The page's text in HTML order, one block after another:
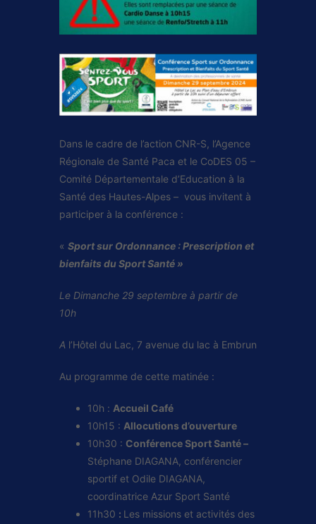
Dans le cadre de l’action CNR-S, l’Agence
Régionale de Santé Paca et le CoDES 05 –
Comité Départementale d’Education à la
Santé des Hautes-Alpes – vous invitent à
participer à la conférence :
« Sport sur Ordonnance : Prescription et
bienfaits du Sport Santé »
Le Dimanche 29 septembre à partir de
10h
A l’Hôtel du Lac, 7 avenue du lac à Embrun
Au programme de cette matinée :
10h : Accueil Café
10h15 : Allocutions d’ouverture
10h30 : Conférence Sport Santé –
Stéphane DIAGANA, conférencier
sportif et Odile DIAGANA,
coordinatrice Azur Sport Santé
11h30 : Les missions et activités des